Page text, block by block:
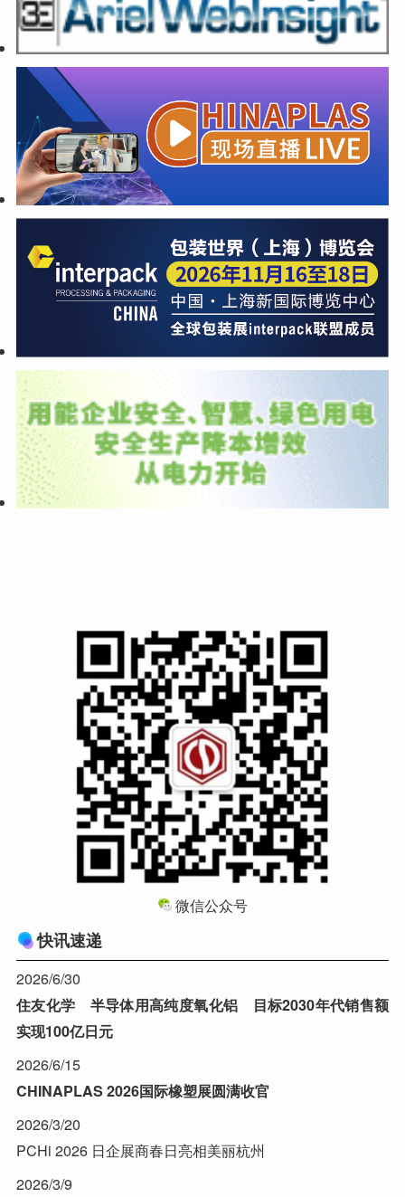
微信公众号
快讯速递
2026/6/30
住友化学 半导体用高纯度氧化铝 目标2030年代销售额
实现100亿日元
2026/6/15
CHINAPLAS 2026国际橡塑展圆满收官
2026/3/20
PCHi 2026 日企展商春日亮相美丽杭州
2026/3/9